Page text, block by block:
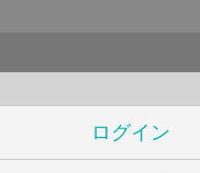
ログイン